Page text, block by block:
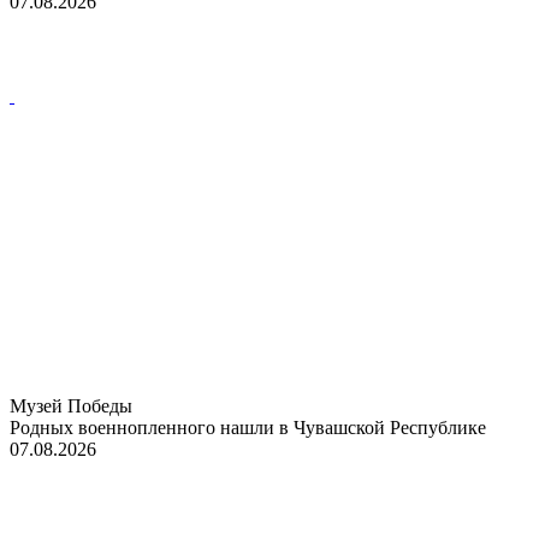
Музей Победы
Родных военнопленного нашли в Чувашской Республике
07.08.2026